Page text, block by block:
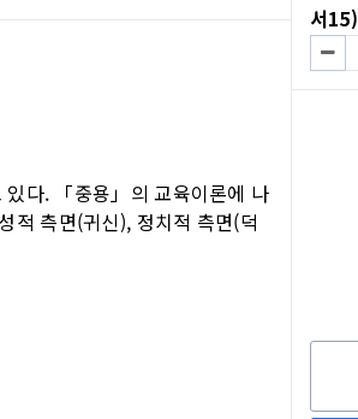
있다. 「중용」의 교육이론에 나
적 측면(귀신), 정치적 측면(덕
서15)